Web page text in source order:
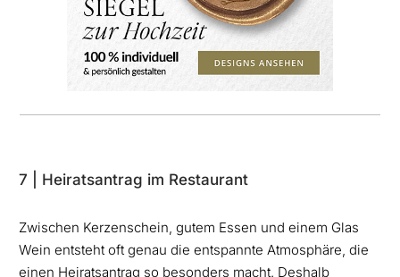
7 | Heiratsantrag im Restaurant
Zwischen Kerzenschein, gutem Essen und einem Glas
Wein entsteht oft genau die entspannte Atmosphäre, die
einen Heiratsantrag so besonders macht. Deshalb